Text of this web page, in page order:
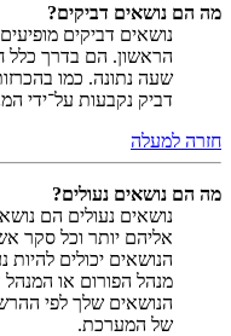
מה הם נושאים דביקים?
נושאים דביקים
הראשון. הם בדרך
שעה נתונה. כמו
דביק נקבעות על־ידי
חזרה למעלה
מה הם נושאים נעולים?
נושאים נעולים הם
אליהם יותר וכל סקר
הנושאים יכולים להיות
מנהל הפורום או
הנושאים שלך לפי
של המערכת.